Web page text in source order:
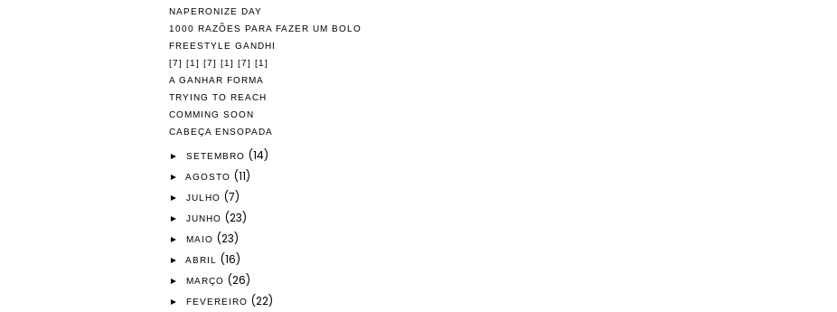
NAPERONIZE DAY
1000 RAZÕES PARA FAZER UM BOLO
FREESTYLE GANDHI
[7] [1] [7] [1] [7] [1]
A GANHAR FORMA
TRYING TO REACH
COMMING SOON
CABEÇA ENSOPADA
► SETEMBRO (14)
► AGOSTO (11)
► JULHO (7)
► JUNHO (23)
► MAIO (23)
► ABRIL (16)
► MARÇO (26)
► FEVEREIRO (22)